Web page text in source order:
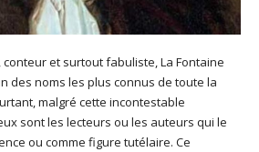
et surtout fabuliste, La Fontaine
des noms les plus connus de toute la
malgré cette incontestable
sont les lecteurs ou les auteurs qui le
ou comme figure tutélaire. Ce